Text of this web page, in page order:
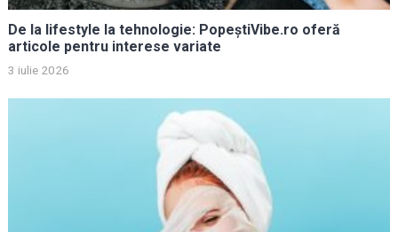
De la lifestyle la tehnologie: PopeștiVibe.ro oferă
articole pentru interese variate
3 iulie 2026